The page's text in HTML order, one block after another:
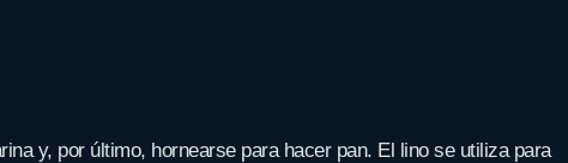
y, por último, hornearse para hacer pan. El lino se utiliza para